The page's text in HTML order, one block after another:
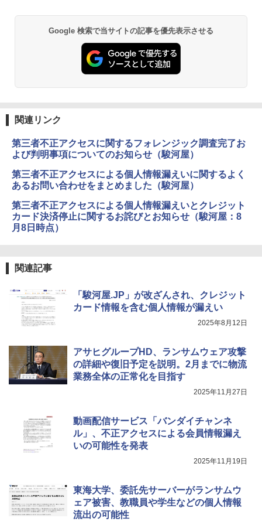
Google 検索で当サイトの記事を優先表示させる
関連リンク
第三者不正アクセスに関するフォレンジック調査完了お
よび判明事項についてのお知らせ（駿河屋）
第三者不正アクセスによる個人情報漏えいに関するよく
あるお問い合わせをまとめました（駿河屋）
第三者不正アクセスによる個人情報漏えいとクレジット
カード決済停止に関するお詫びとお知らせ（駿河屋：8
月8日時点）
関連記事
「駿河屋.JP」が改ざんされ、クレジット
カード情報を含む個人情報が漏えい
2025年8月12日
アサヒグループHD、ランサムウェア攻撃
の詳細や復旧予定を説明。2月までに物流
業務全体の正常化を目指す
2025年11月27日
動画配信サービス「バンダイチャンネ
ル」、不正アクセスによる会員情報漏え
いの可能性を発表
2025年11月19日
東海大学、委託先サーバーがランサムウ
ェア被害、教職員や学生などの個人情報
流出の可能性